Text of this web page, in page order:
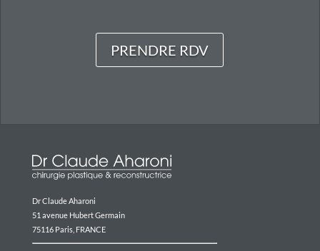
PRENDRE RDV
Dr Claude Aharoni
51 avenue Hubert Germain
75116 Paris, FRANCE